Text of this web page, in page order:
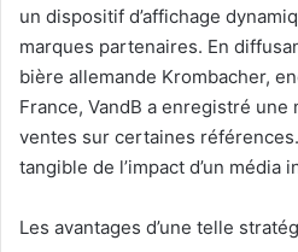
un dispositif d’affichage
marques partenaires. En
bière allemande Krombacher,
France, VandB a enregistré
ventes sur certaines
tangible de l’impact d’un
Les avantages d’une telle